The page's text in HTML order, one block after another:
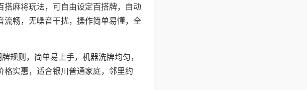
搭麻将玩法，可自由设定百搭牌，自动
畅，无噪音干扰，操作简单易懂，全
规则，简单易上手，机器洗牌均匀，
实惠，适合银川普通家庭，邻里约